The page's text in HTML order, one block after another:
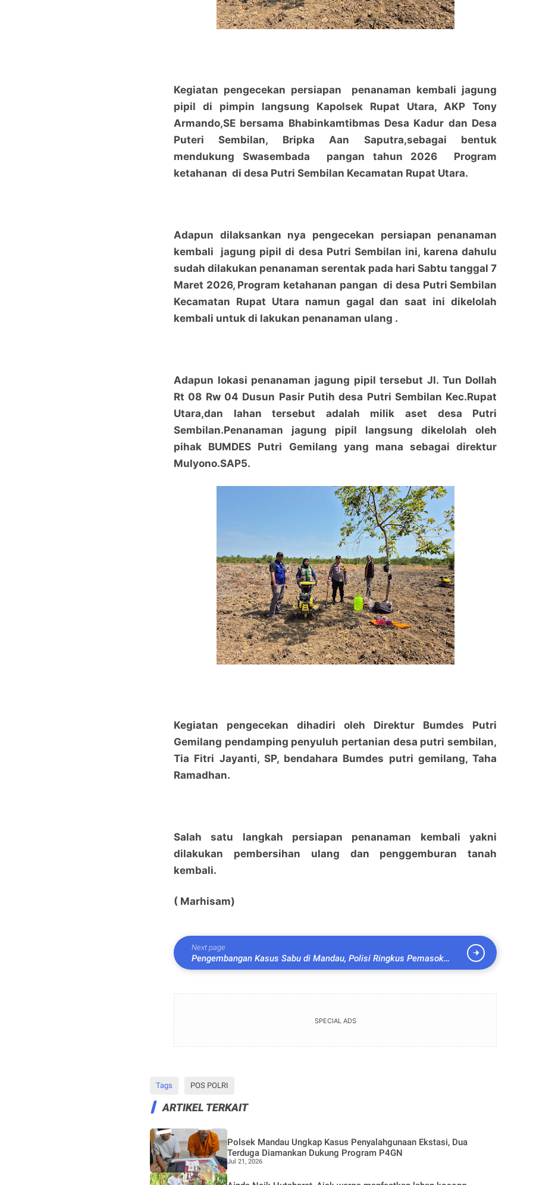
Dukung Swasembada pangan tahun 2026 Polsek
Rupat Utara laksanakan pengecekan penanaman
kembali jagung pipil
penaraja.com
Kegiatan pengecekan persiapan penanaman kembali jagung
pipil di pimpin langsung Kapolsek Rupat Utara, AKP Tony
Armando,SE bersama Bhabinkamtibmas Desa Kadur dan Desa
Puteri Sembilan, Bripka Aan Saputra,sebagai bentuk
mendukung Swasembada pangan tahun 2026 Program
ketahanan di desa Putri Sembilan Kecamatan Rupat Utara.
Adapun dilaksankan nya pengecekan persiapan penanaman
kembali jagung pipil di desa Putri Sembilan ini, karena dahulu
sudah dilakukan penanaman serentak pada hari Sabtu tanggal 7
Maret 2026, Program ketahanan pangan di desa Putri Sembilan
Kecamatan Rupat Utara namun gagal dan saat ini dikelolah
kembali untuk di lakukan penanaman ulang .
Adapun lokasi penanaman jagung pipil tersebut Jl. Tun Dollah
Rt 08 Rw 04 Dusun Pasir Putih desa Putri Sembilan Kec.Rupat
Utara,dan lahan tersebut adalah milik aset desa Putri
Sembilan.Penanaman jagung pipil langsung dikelolah oleh
pihak BUMDES Putri Gemilang yang mana sebagai direktur
Mulyono.SAP5.
Kegiatan pengecekan dihadiri oleh Direktur Bumdes Putri
Gemilang pendamping penyuluh pertanian desa putri sembilan,
Tia Fitri Jayanti, SP, bendahara Bumdes putri gemilang, Taha
Ramadhan.
Salah satu langkah persiapan penanaman kembali yakni
dilakukan pembersihan ulang dan penggemburan tanah
kembali.
( Marhisam)
Next page
Pengembangan Kasus Sabu di Mandau, Polisi Ringkus Pemasok
dengan 7 Paket Narkotika
SPECIAL ADS
Tags POS POLRI
Dukung Swasembada pangan tahun 2026 Polsek
Rupat Utara laksanakan pengecekan penanaman
kembali jagung pipil
penaraja.com
ARTIKEL TERKAIT
Polsek Mandau Ungkap Kasus Penyalahgunaan Ekstasi, Dua
Terduga Diamankan Dukung Program P4GN
Jul 21, 2026